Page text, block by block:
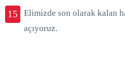
15
Elimizde son olarak kalan
açıyoruz.